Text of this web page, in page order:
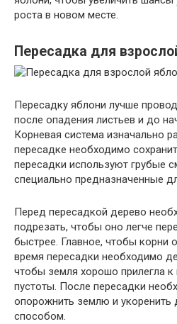
роста в новом месте.
Пересадка для
Пересадку яблони лучше
после опадения листьев и до
Корневая система изначально
пересадке необходимо
пересадки используют грубые
специально предназначенные
Перед пересадкой дерево
подрезать, чтобы оно легче
быстрее. Главное, чтобы корни
время пересадки необходимо
чтобы земля хорошо прилегла
пустоты. После пересадки
опорожнить землю и
способом.